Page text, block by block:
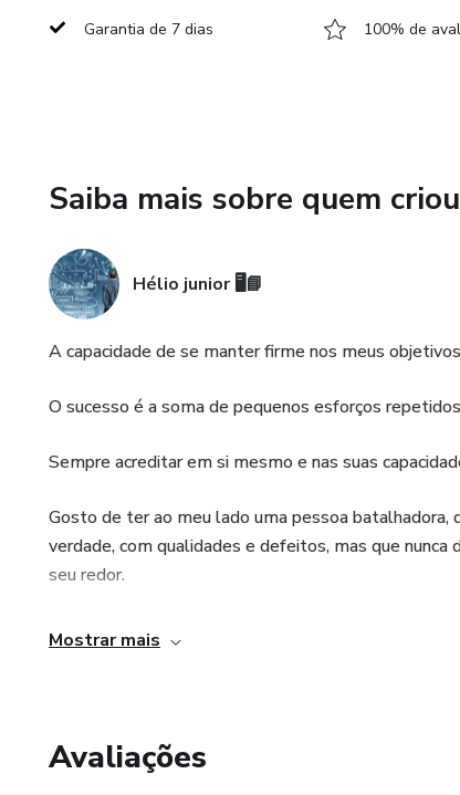
A prática regular de
e saudável, sendo um
crucial para evitar
Defina Metas Realistas:
Garantia de 7 dias 100% de
Saiba mais sobre quem
Hélio junior 🖥️📘
A capacidade de se manter firme nos meus
O sucesso é a soma de pequenos esforços
Sempre acreditar em si mesmo e nas suas
⁠Gosto de ter ao meu lado uma pessoa batalhadora,
verdade, com qualidades e defeitos, mas que
seu redor.
Minha meta é simples , é ser feliz, é continuar sendo
Mostrar mais
Avaliações